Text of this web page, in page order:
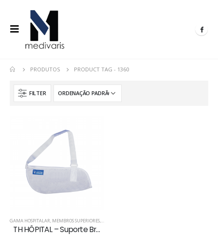
PRODUTOS PRODUCT TAG - 1360
FILTER
GAMA HOSPITALAR, MEMBROS SUPERIORES, PRODUTOS ORTOPÉDICOS
TH HÔPITAL – Suporte Braço Micro Ventilado